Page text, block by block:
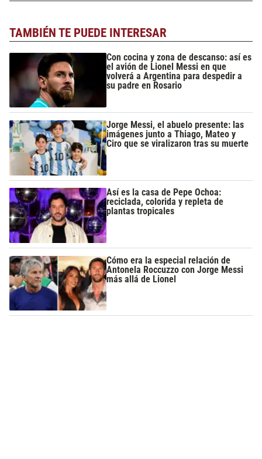
TAMBIÉN TE PUEDE INTERESAR
Con cocina y zona de descanso: así es
el avión de Lionel Messi en que
volverá a Argentina para despedir a
su padre en Rosario
Jorge Messi, el abuelo presente: las
imágenes junto a Thiago, Mateo y
Ciro que se viralizaron tras su muerte
Así es la casa de Pepe Ochoa:
reciclada, colorida y repleta de
plantas tropicales
Cómo era la especial relación de
Antonela Roccuzzo con Jorge Messi
más allá de Lionel